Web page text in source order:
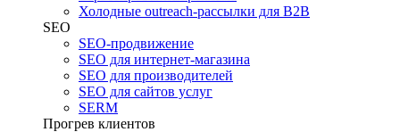
Холодные outreach-рассылки для B2B
SEO
SEO-продвижение
SEO для интернет-магазина
SEO для производителей
SEO для сайтов услуг
SERM
Прогрев клиентов